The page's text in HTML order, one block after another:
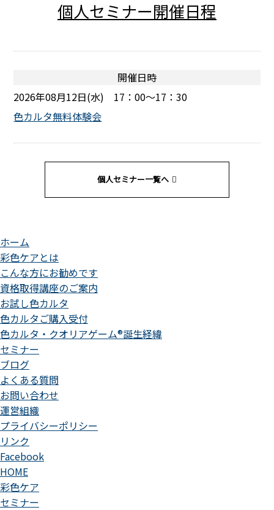
個人セミナー開催日程
開催日時
2026年08月12日(水) 17：00～17：30
色カルタ無料体験会
個人セミナー一覧へ
ホーム
彩色ケアとは
こんな方にお勧めです
資格取得講座のご案内
お試し色カルタ
色カルタご購入受付
色カルタ・クオリアゲーム®誕生経緯
セミナー
ブログ
よくある質問
お問い合わせ
運営組織
プライバシーポリシー
リンク
Facebook
HOME
彩色ケア
セミナー